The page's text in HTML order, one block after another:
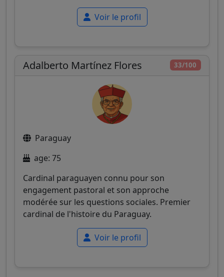
Voir le profil
33/100
Adalberto Martínez Flores
Paraguay
age: 75
Cardinal paraguayen connu pour son
engagement pastoral et son approche
modérée sur les questions sociales. Premier
cardinal de l'histoire du Paraguay.
Voir le profil